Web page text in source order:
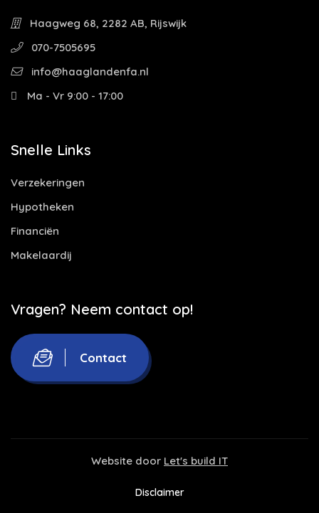
Haagweg 68, 2282 AB, Rijswijk
070-7505695
info@haaglandenfa.nl
Ma - Vr 9:00 - 17:00
Snelle Links
Verzekeringen
Hypotheken
Financiën
Makelaardij
Vragen? Neem contact op!
Contact
Website door Let's build IT
Disclaimer